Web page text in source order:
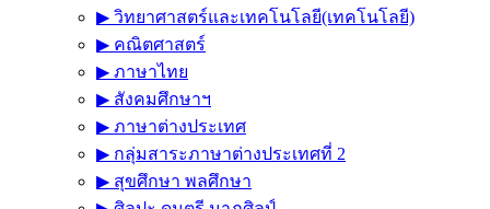
▶︎ วิทยาศาสตร์และเทคโนโลยี(เทคโนโลยี)
▶︎ คณิตศาสตร์
▶︎ ภาษาไทย
▶︎ สังคมศึกษาฯ
▶︎ ภาษาต่างประเทศ
▶︎ กลุ่มสาระภาษาต่างประเทศที่ 2
▶︎ สุขศึกษา พลศึกษา